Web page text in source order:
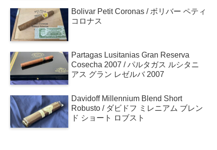
Bolivar Petit Coronas / ボリバー ペティ
コロナス
Partagas Lusitanias Gran Reserva
Cosecha 2007 / パルタガス ルシタニ
アス グラン レゼルバ 2007
Davidoff Millennium Blend Short
Robusto / ダビドフ ミレニアム ブレン
ド ショート ロブスト